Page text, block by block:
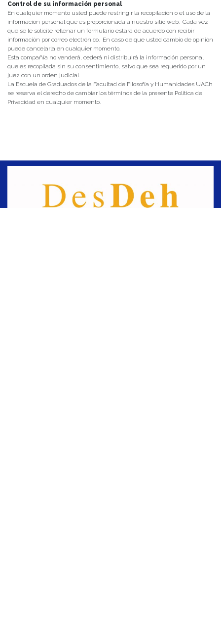
Control de su información personal
En cualquier momento usted puede restringir la recopilación o el uso de la
información personal que es proporcionada a nuestro sitio web. Cada vez
que se le solicite rellenar un formulario estará de acuerdo con recibir
información por correo electrónico. En caso de que usted cambio de opinión
puede cancelarla en cualquier momento.
Esta compañía no venderá, cederá ni distribuirá la información personal
que es recopilada sin su consentimiento, salvo que sea requerido por un
juez con un orden judicial.
La Escuela de Graduados de la Facultad de Filosofía y Humanidades UACh
se reserva el derecho de cambiar los términos de la presente Política de
Privacidad en cualquier momento.